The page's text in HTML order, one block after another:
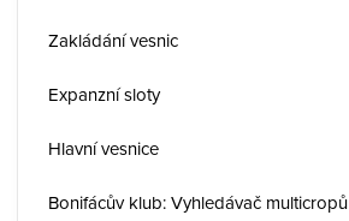
Zakládání vesnic
Expanzní sloty
Hlavní vesnice
Bonifácův klub: Vyhledávač multicropů